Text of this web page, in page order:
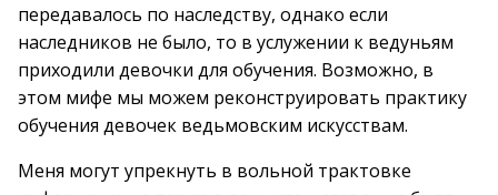
передавалось по наследству, однако если
наследников не было, то в услужении к ведуньям
приходили девочки для обучения. Возможно, в
этом мифе мы можем реконструировать практику
обучения девочек ведьмовским искусствам.
Меня могут упрекнуть в вольной трактовке